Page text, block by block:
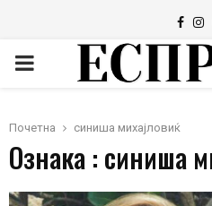
PRIMARY
Почетна синиша михајловиќ
Ознака : синиша